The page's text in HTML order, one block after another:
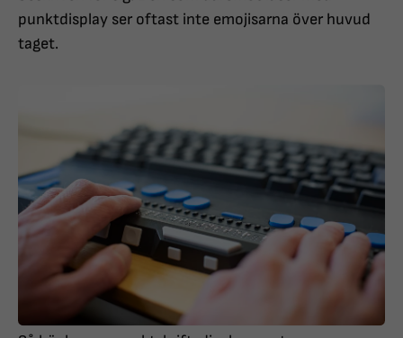
punktdisplay ser oftast inte emojisarna över huvud
taget.